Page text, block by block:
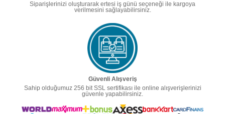
Siparişlerinizi oluşturarak ertesi iş günü seçeneği ile kargoya
verilmesini sağlayabilirsiniz.
Güvenli Alışveriş
Sahip olduğumuz 256 bit SSL sertifikası ile online alışverişlerinizi
güvenle yapabilirsiniz.